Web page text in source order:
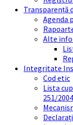
Transparență
Agenda
Alte
Integritate
Cod etic
Lista
251/2004